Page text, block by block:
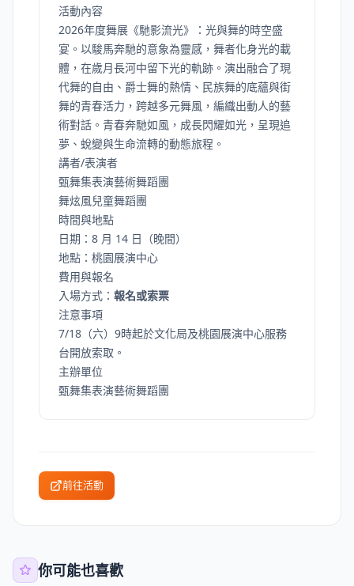
活動內容
2026年度舞展《馳影流光》：光與舞的時空盛
宴。以駿馬奔馳的意象為靈感，舞者化身光的載
體，在歲月長河中留下光的軌跡。演出融合了現
代舞的自由、爵士舞的熱情、民族舞的底蘊與街
舞的青春活力，跨越多元舞風，編織出動人的藝
術對話。青春奔馳如風，成長閃耀如光，呈現追
夢、蛻變與生命流轉的動態旅程。
講者/表演者
甄舞集表演藝術舞蹈團
舞炫風兒童舞蹈團
時間與地點
日期：8 月 14 日（晚間）
地點：桃園展演中心
費用與報名
入場方式： 報名或索票
注意事項
7/18（六）9時起於文化局及桃園展演中心服務
台開放索取。
主辦單位
甄舞集表演藝術舞蹈團
前往活動
你可能也喜歡